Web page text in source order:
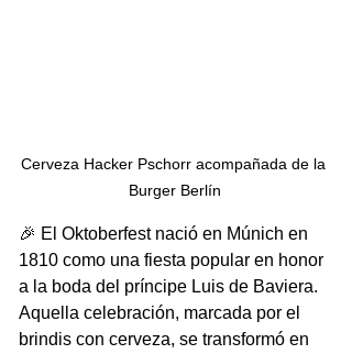
Cerveza Hacker Pschorr acompañada de la
Burger Berlín
🎉 El Oktoberfest nació en Múnich en
1810 como una fiesta popular en honor
a la boda del príncipe Luis de Baviera.
Aquella celebración, marcada por el
brindis con cerveza, se transformó en